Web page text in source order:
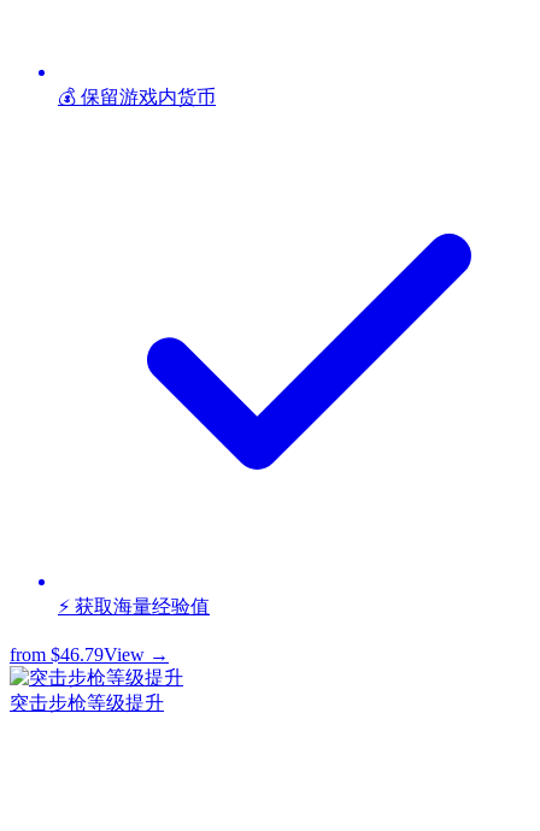
💰 保留游戏内货币
⚡ 获取海量经验值
from $46.79View →
突击步枪等级提升